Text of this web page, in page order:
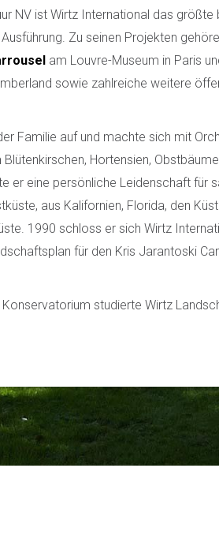
NV ist Wirtz International das größte
Zu seinen Projekten
am Louvre-Museum in Paris
sowie zahlreiche weitere
Familie auf und machte sich mit
Hortensien,
er eine persönliche Leidenschaft für
aus Kalifornien, Florida, den
1990 schloss er sich Wirtz
für den Kris Jarantoski
studierte Wirtz